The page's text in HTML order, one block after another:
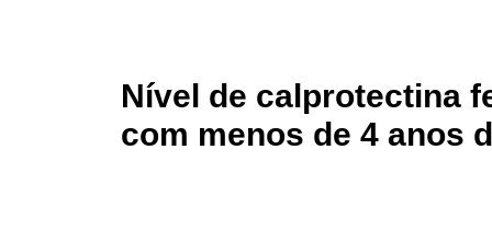
Nível de calprotectina
com menos de 4 anos